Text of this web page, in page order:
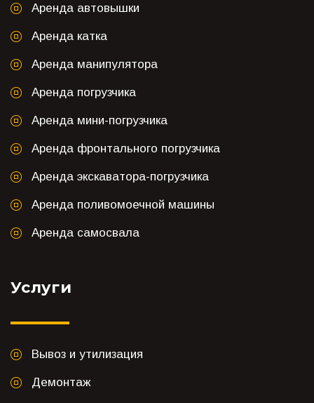
Аренда автовышки
Аренда катка
Аренда манипулятора
Аренда погрузчика
Аренда мини-погрузчика
Аренда фронтального погрузчика
Аренда экскаватора-погрузчика
Аренда поливомоечной машины
Аренда самосвала
Услуги
Вывоз и утилизация
Демонтаж